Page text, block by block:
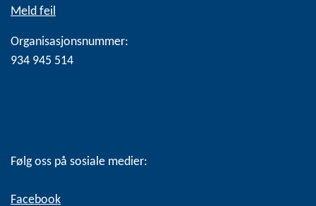
Meld feil
Organisasjonsnummer:
934 945 514
Følg oss på sosiale medier:
Facebook